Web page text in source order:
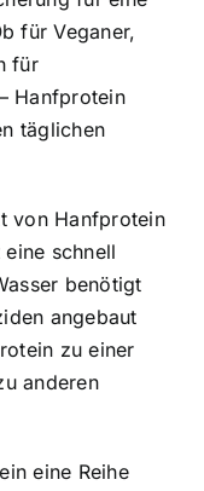
für Veganer,
für
Hanfprotein
täglichen
von Hanfprotein
schnell
benötigt
angebaut
zu einer
anderen
eine Reihe